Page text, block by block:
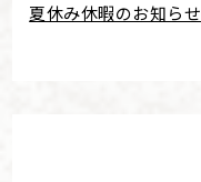
夏休み休暇のお知らせ